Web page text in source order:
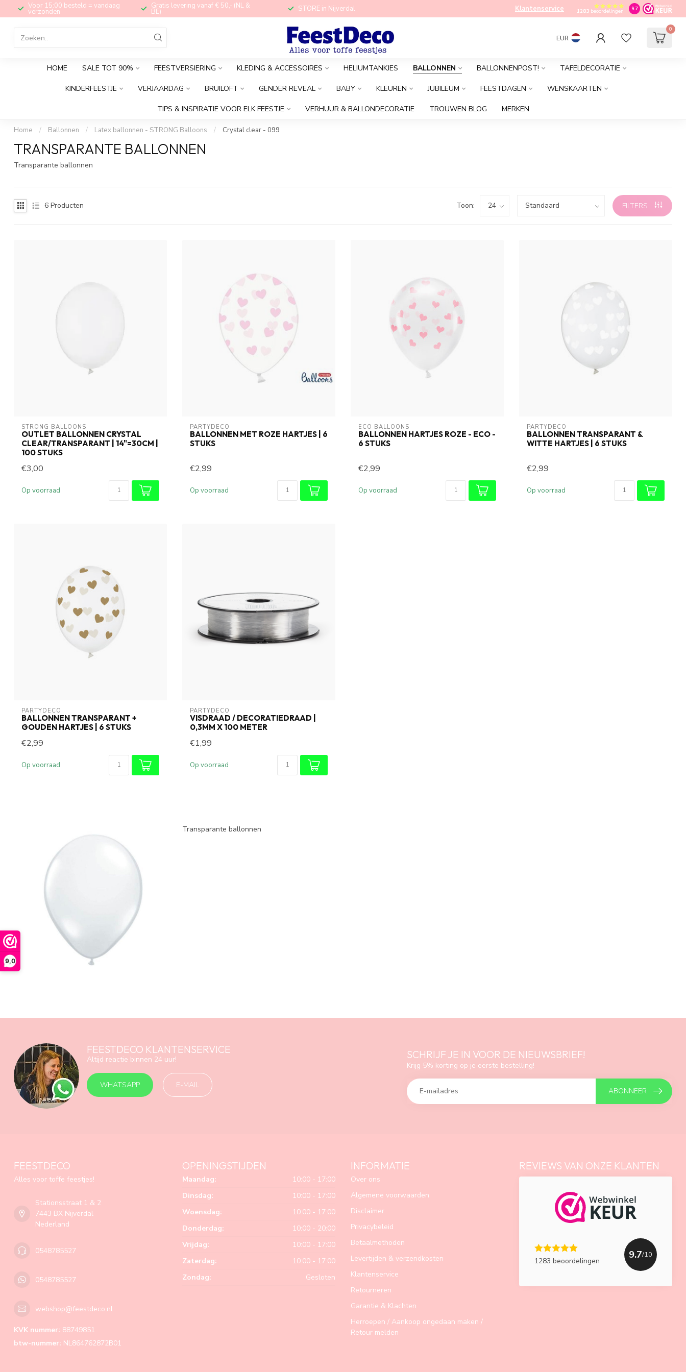
9,0
Voor 15:00 besteld = vandaag
verzonden
Gratis levering vanaf € 50,- (NL &
BE) STORE in Nijverdal Klantenservice 1283beoordelingen 9.7
EUR
0
HOME SALE TOT 90% FEESTVERSIERING KLEDING & ACCESSOIRES HELIUMTANKJES BALLONNEN BALLONNENPOST! TAFELDECORATIE
KINDERFEESTJE VERJAARDAG BRUILOFT GENDER REVEAL BABY KLEUREN JUBILEUM FEESTDAGEN WENSKAARTEN
TIPS & INSPIRATIE VOOR ELK FEESTJE VERHUUR & BALLONDECORATIE TROUWEN BLOG MERKEN
Home / Ballonnen / Latex ballonnen - STRONG Balloons / Crystal clear - 099
TRANSPARANTE BALLONNEN
Transparante ballonnen
6 Producten Toon: FILTERS
STRONG BALLOONS
OUTLET BALLONNEN CRYSTAL
CLEAR/TRANSPARANT | 14"=30CM |
100 STUKS
€3,00
Op voorraad
PARTYDECO
BALLONNEN MET ROZE HARTJES | 6
STUKS
€2,99
Op voorraad
ECO BALLOONS
BALLONNEN HARTJES ROZE - ECO -
6 STUKS
€2,99
Op voorraad
PARTYDECO
BALLONNEN TRANSPARANT &
WITTE HARTJES | 6 STUKS
€2,99
Op voorraad
PARTYDECO
BALLONNEN TRANSPARANT +
GOUDEN HARTJES | 6 STUKS
€2,99
Op voorraad
PARTYDECO
VISDRAAD / DECORATIEDRAAD |
0,3MM X 100 METER
€1,99
Op voorraad
Transparante ballonnen
FEESTDECO KLANTENSERVICE
Altijd reactie binnen 24 uur!
WHATSAPP E-MAIL
SCHRIJF JE IN VOOR DE NIEUWSBRIEF!
Krijg 5% korting op je eerste bestelling!
ABONNEER
FEESTDECO
Alles voor toffe feestjes!
Stationsstraat 1 & 2
7443 BX Nijverdal
Nederland
0548785527
0548785527
webshop@feestdeco.nl
KVK nummer: 88749851
btw-nummer: NL864762872B01
OPENINGSTIJDEN
Maandag:
10:00 - 17:00
Dinsdag:
10:00 - 17:00
Woensdag:
10:00 - 17:00
Donderdag:
10:00 - 20:00
Vrijdag:
10:00 - 17:00
Zaterdag:
10:00 - 17:00
Zondag:
Gesloten
INFORMATIE
Over ons
Algemene voorwaarden
Disclaimer
Privacybeleid
Betaalmethoden
Levertijden & verzendkosten
Klantenservice
Retourneren
Garantie & Klachten
Herroepen / Aankoop ongedaan maken /
Retour melden
REVIEWS VAN ONZE KLANTEN
1283 beoordelingen
9.7/10